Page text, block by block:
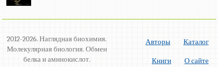
2012-2026. Наглядная биохимия.
Молекулярная биология. Обмен
белка и аминокислот.
Авторы Каталог
Книги О сайте